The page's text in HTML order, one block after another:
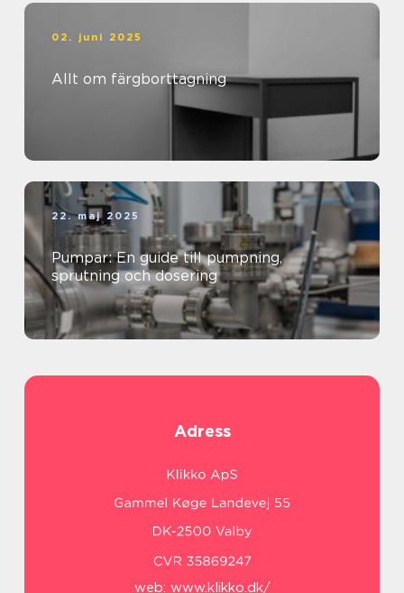
02. juni 2025
Allt om färgborttagning
22. maj 2025
Pumpar: En guide till pumpning,
sprutning och dosering
Adress
web: www.klikko.dk/